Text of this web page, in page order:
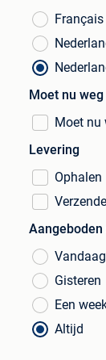
Français
Moet nu weg
Moet nu
Levering
Ophalen
Aangeboden
Vandaag
Gisteren
Een
Altijd